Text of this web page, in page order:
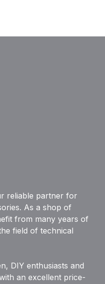
reliable partner for
As a shop of
from many years of
field of technical
DIY enthusiasts and
an excellent price-